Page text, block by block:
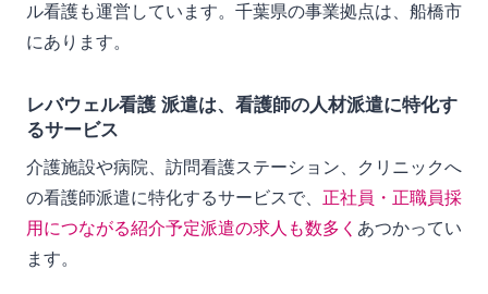
ル看護も運営しています。千葉県の事業拠点は、船橋市
にあります。
レバウェル看護 派遣は、看護師の人材派遣に特化す
るサービス
介護施設や病院、訪問看護ステーション、クリニックへ
の看護師派遣に特化するサービスで、 正社員・正職員採
用につながる紹介予定派遣の求人も数多く あつかってい
ます。